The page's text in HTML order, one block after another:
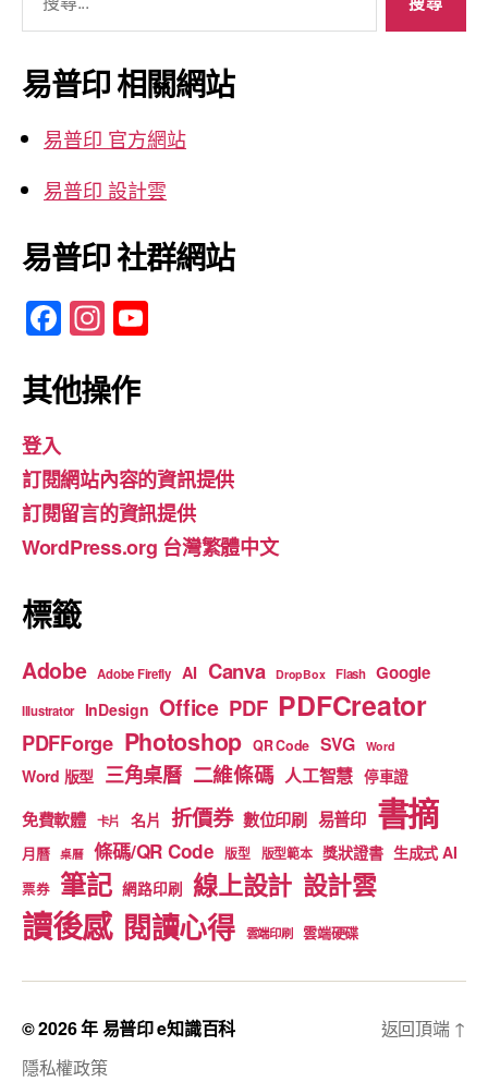
鍵
字:
易普印 相關網站
易普印 官方網站
易普印 設計雲
易普印 社群網站
F
a
c
b
o
o
k
In
st
a
gr
a
m
u
b
e
其他操作
登入
訂閱網站內容的資訊提供
訂閱留言的資訊提供
WordPress.org 台灣繁體中文
標籤
Adobe Adobe Firefly AI Canva DropBox Flash Google
Illustrator InDesign Office PDF PDFCreator
PDFForge Photoshop QR Code SVG Word
Word 版型 三角桌曆 二維條碼 人工智慧 停車證
免費軟體 卡片 名片 折價券 數位印刷 易普印 書摘
月曆 桌曆 條碼/QR Code 版型 版型範本 獎狀證書 生成式 AI
票券 筆記 網路印刷 線上設計 設計雲
讀後感 閱讀心得 雲端印刷 雲端硬碟
© 2026 年易普印 e知識百科
隱私權政策
返回頂端 ↑